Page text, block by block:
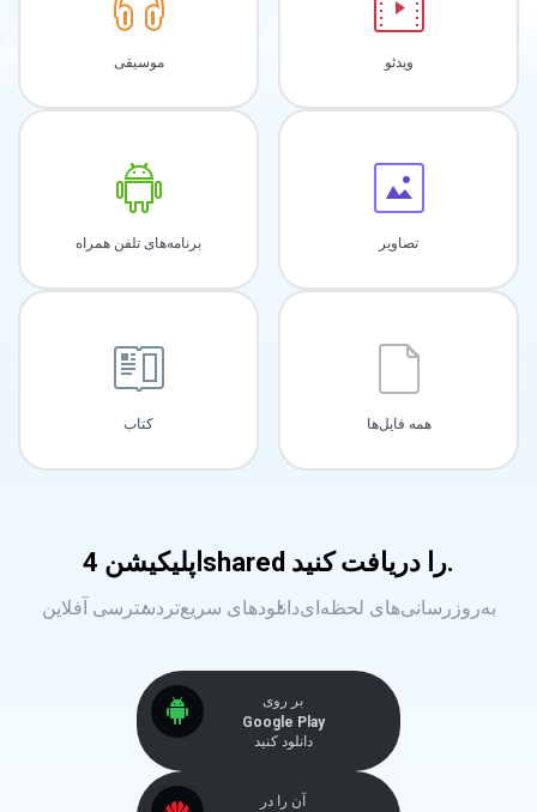
موسیقی ویدئو
برنامه‌های تلفن همراه تصاویر
کتاب همه فایل‌ها
اپلیکیشن 4shared را دریافت کنید.
دسترسی آفلاین دانلودهای سریع‌تربه‌روزرسانی‌های لحظه‌ای
بر روی
Google Play
دانلود کنید
آن را در